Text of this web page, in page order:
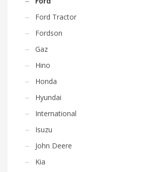
Ford Tractor
Fordson
Gaz
Hino
Honda
Hyundai
International
Isuzu
John Deere
Kia